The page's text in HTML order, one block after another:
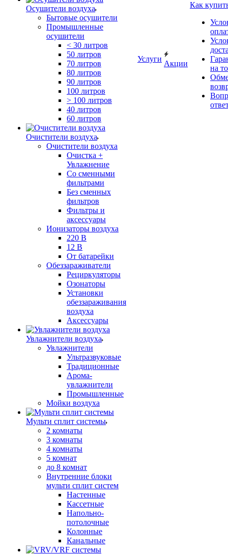
Осушители воздуха
Бытовые осушители
Промышленные
осушители
< 30 литров
50 литров
70 литров
80 литров
90 литров
100 литров
> 100 литров
40 литров
60 литров
Очистители воздуха
Очистители воздуха
Очистка +
Увлажнение
Cо сменными
фильтрами
Без сменных
фильтров
Фильтры и
аксессуары
Ионизаторы воздуха
220 В
12 В
От батарейки
Обеззараживатели
Рециркуляторы
Озонаторы
Установки
обеззараживания
воздуха
Аксессуары
Увлажнители воздуха
Увлажнители
Ультразвуковые
Традиционные
Арома-
увлажнители
Промышленные
Мойки воздуха
Мульти сплит системы
2 комнаты
3 комнаты
4 комнаты
5 комнат
до 8 комнат
Внутренние блоки
мульти сплит систем
Настенные
Кассетные
Напольно-
потолочные
Колонные
Канальные
Услуги
Акции
Как
на